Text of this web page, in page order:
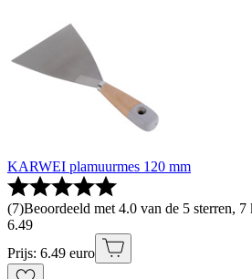
KARWEI plamuurmes 120 mm
(7)Beoordeeld met 4.0 van de 5 sterren,
6.49
Prijs: 6.49 euro